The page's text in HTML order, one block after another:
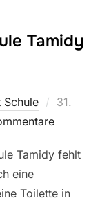
Tamidy
31.
Tamidy fehlt
eine
Toilette in